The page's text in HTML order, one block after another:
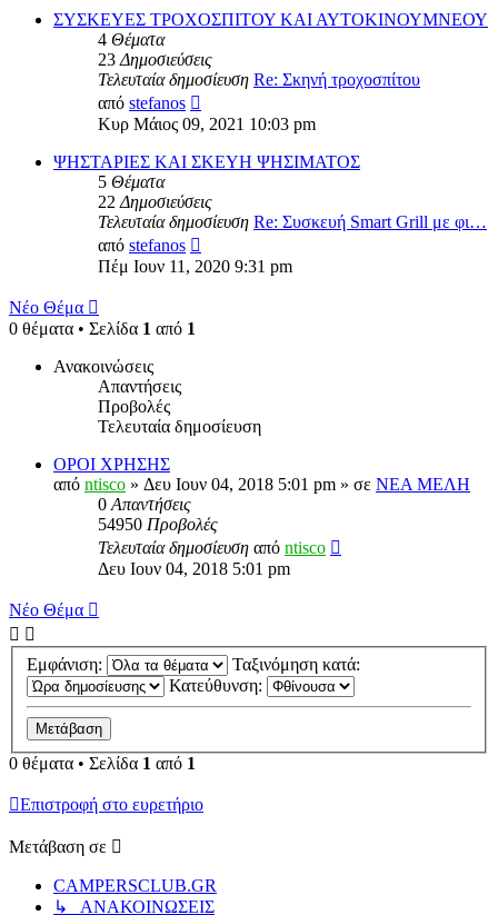
δημοσίευσης
ΣΥΣΚΕΥΕΣ ΤΡΟΧΟΣΠΙΤΟΥ ΚΑΙ ΑΥΤΟΚΙΝΟΥΜΝΕΟΥ
4 Θέματα
23 Δημοσιεύσεις
Τελευταία δημοσίευση Re: Σκηνή τροχοσπίτου
από stefanos
της
τελευταίας
δημοσίευσης
Κυρ Μάιος 09, 2021 10:03 pm
ΨΗΣΤΑΡΙΕΣ ΚΑΙ ΣΚΕΥΗ ΨΗΣΙΜΑΤΟΣ
5 Θέματα
22 Δημοσιεύσεις
Τελευταία δημοσίευση Re: Συσκευή Smart Grill με φι…
από stefanos
της
τελευταίας
Πέμ Ιουν 11, 2020 9:31 pm
Νέο Θέμα
0 θέματα • Σελίδα 1 από 1
Ανακοινώσεις
Απαντήσεις
Προβολές
Τελευταία δημοσίευση
ΟΡΟΙ ΧΡΗΣΗΣ
από ntisco » Δευ Ιουν 04, 2018 5:01 pm » σε ΝΕΑ ΜΕΛΗ
0 Απαντήσεις
54950 Προβολές
Τελευταία δημοσίευση από ntisco
Δευ Ιουν 04, 2018 5:01 pm
Νέο Θέμα
Εμφάνιση:
Ταξινόμηση κατά:
Κατεύθυνση:
0 θέματα • Σελίδα 1 από 1
Επιστροφή στο ευρετήριο
Μετάβαση σε
CAMPERSCLUB.GR
↳ ΑΝΑΚΟΙΝΩΣΕΙΣ